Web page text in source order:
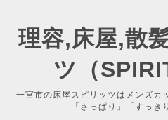
理容,床屋,散
ツ（
一宮市の床屋スピリッツはメンズカ
「さっぱり」「すっき